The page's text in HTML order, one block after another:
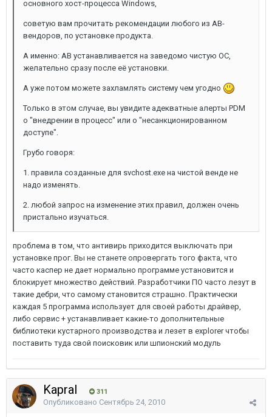
основного хост-процесса Windows,
советую вам прочитать рекомендации любого из АВ-
вендоров, по установке продукта.
А именно: АВ устанавливается на заведомо чистую ОС,
желательно сразу после её установки.
А уже потом можете захламлять систему чем угодно
Только в этом случае, вы увидите адекватные алерты PDM
о "внедрении в процесс" или о "несанкционированном
доступе".
Грубо говоря:
1. правила созданные для svchost.exe на чистой венде не
надо изменять.
2. любой запрос на изменение этих правил, должен очень
пристально изучаться.
проблема в том, что антивирь приходится выключать при
установке прог. Вы не станете опровергать того факта, что
часто каспер не дает нормально программе установится и
блокирует множество действий. Разработчики ПО часто лезут в
такие дебри, что самому становится страшно. Практически
каждая 5 программа использует для своей работы драйвер,
либо сервис + устанавливает какие-то дополнительные
библиотеки кустарного производства и лезет в explorer чтобы
поставить туда свой поисковик или шпионский модуль
Kapral 311
Опубликовано Сентябрь 24, 2010